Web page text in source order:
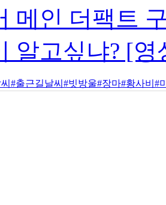
메인 더팩트
알고싶냐? [
#출근길날씨 #빗방울#장마#황사비 #